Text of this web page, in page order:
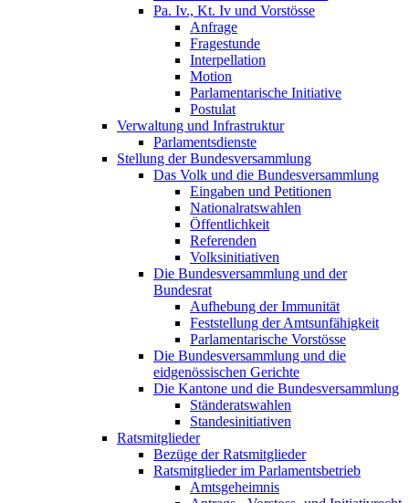
Pa. Iv., Kt. Iv und Vorstösse
Anfrage
Fragestunde
Interpellation
Motion
Parlamentarische Initiative
Postulat
Verwaltung und Infrastruktur
Parlamentsdienste
Stellung der Bundesversammlung
Das Volk und die Bundesversammlung
Eingaben und Petitionen
Nationalratswahlen
Öffentlichkeit
Referenden
Volksinitiativen
Die Bundesversammlung und der
Bundesrat
Aufhebung der Immunität
Feststellung der Amtsunfähigkeit
Parlamentarische Vorstösse
Die Bundesversammlung und die
eidgenössischen Gerichte
Die Kantone und die Bundesversammlung
Ständeratswahlen
Standesinitiativen
Ratsmitglieder
Bezüge der Ratsmitglieder
Ratsmitglieder im Parlamentsbetrieb
Amtsgeheimnis